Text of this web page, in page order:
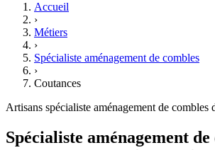
Accueil
›
Métiers
›
Spécialiste aménagement de combles
›
Coutances
Artisans spécialiste aménagement de combles
Spécialiste aménagement de